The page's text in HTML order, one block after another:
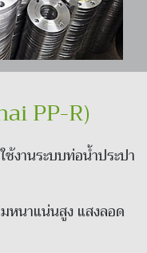
PP-R)
งานระบบท่อน้ำประปา
หนาแน่นสูง แสงลอด